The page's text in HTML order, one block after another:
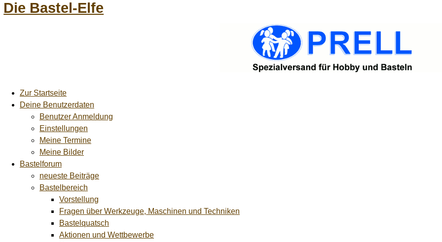
Die Bastel-Elfe
Zur Startseite
Deine Benutzerdaten
Benutzer Anmeldung
Einstellungen
Meine Termine
Meine Bilder
Bastelforum
neueste Beiträge
Bastelbereich
Vorstellung
Fragen über Werkzeuge, Maschinen und Techniken
Bastelquatsch
Aktionen und Wettbewerbe